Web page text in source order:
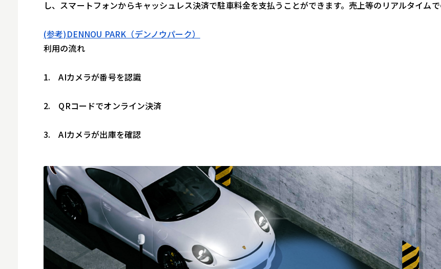
し、スマートフォンからキャッシュレス決済で駐車料金を支払うことができます。売上等のリアルタイムで
(参考)DENNOU PARK（デンノウパーク）
利用の流れ
1. AIカメラが番号を認識
2. QRコードでオンライン決済
3. AIカメラが出庫を確認